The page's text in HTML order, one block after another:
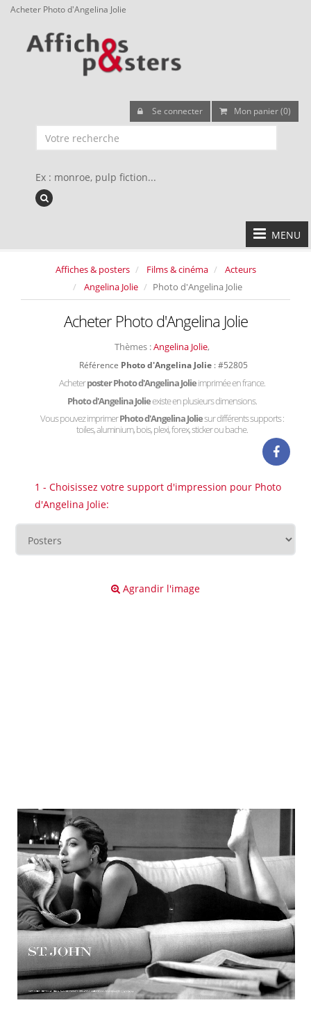
Acheter Photo d'Angelina Jolie
Se connecter Mon panier (0)
Ex : monroe, pulp fiction...
MENU
Affiches & posters Films & cinéma
Acteurs
Angelina Jolie
Photo d'Angelina Jolie
Acheter Photo d'Angelina Jolie
Thèmes :Angelina Jolie,
Référence Photo d'Angelina Jolie : #52805
Acheterposter Photo d'Angelina Jolieimprimée en france.
Photo d'Angelina Jolieexiste en plusieurs dimensions.
Vous pouvez imprimerPhoto d'Angelina Joliesur différents supports :
toiles, aluminium, bois, plexi, forex, sticker ou bache.
1 - Choisissez votre support d'impression pour Photo
d'Angelina Jolie:
Agrandir l'image